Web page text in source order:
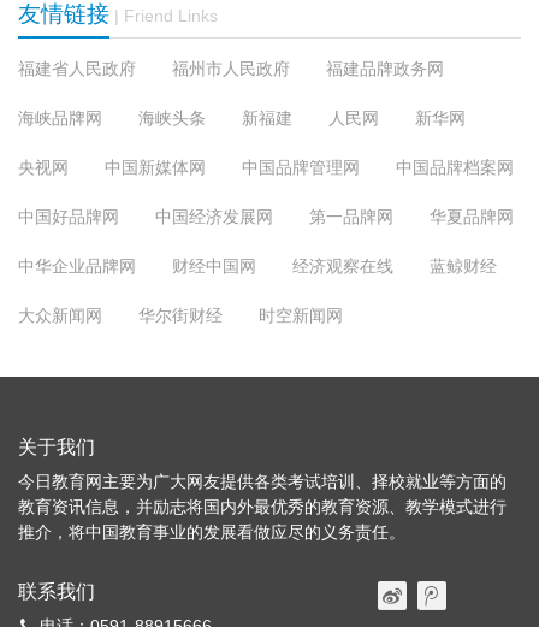
友情链接 | Friend Links
福建省人民政府 福州市人民政府 福建品牌政务网
海峡品牌网 海峡头条 新福建 人民网 新华网
央视网 中国新媒体网 中国品牌管理网 中国品牌档案网
中国好品牌网 中国经济发展网 第一品牌网 华夏品牌网
中华企业品牌网 财经中国网 经济观察在线 蓝鲸财经
大众新闻网 华尔街财经 时空新闻网
关于我们
今日教育网主要为广大网友提供各类考试培训、择校就业等方面的
教育资讯信息，并励志将国内外最优秀的教育资源、教学模式进行
推介，将中国教育事业的发展看做应尽的义务责任。
联系我们